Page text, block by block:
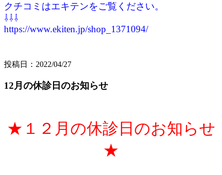
クチコミはエキテンをご覧ください。
⇩⇩⇩
https://www.ekiten.jp/shop_1371094/
投稿日：2022/04/27
12月の休診日のお知らせ
★１２月の休診日のお知らせ
★